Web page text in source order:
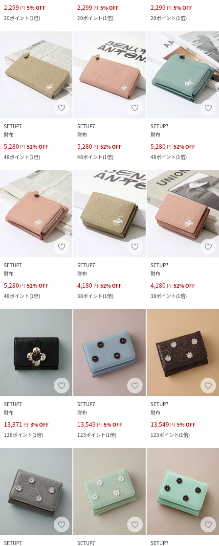
2,299 円 5%OFF
20ポイント(1倍)
2,299 円 5%OFF
20ポイント(1倍)
2,299 円 5%OFF
20ポイント(1倍)
SETUP7
財布
5,280 円 52%OFF
48ポイント(1倍)
SETUP7
財布
5,280 円 52%OFF
48ポイント(1倍)
SETUP7
財布
5,280 円 52%OFF
48ポイント(1倍)
SETUP7
財布
5,280 円 52%OFF
48ポイント(1倍)
SETUP7
財布
4,180 円 52%OFF
38ポイント(1倍)
SETUP7
財布
4,180 円 52%OFF
38ポイント(1倍)
SETUP7
財布
13,871 円 3%OFF
126ポイント(1倍)
SETUP7
財布
13,549 円 5%OFF
123ポイント(1倍)
SETUP7
財布
13,549 円 5%OFF
123ポイント(1倍)
SETUP7 SETUP7 SETUP7